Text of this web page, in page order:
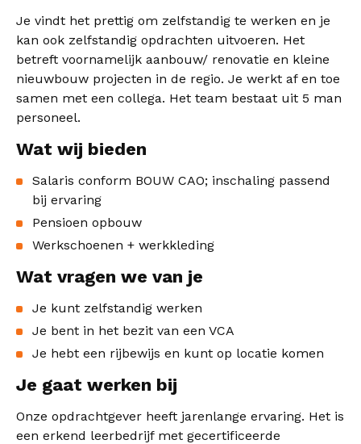
Je vindt het prettig om zelfstandig te werken en je
kan ook zelfstandig opdrachten uitvoeren. Het
betreft voornamelijk aanbouw/ renovatie en kleine
nieuwbouw projecten in de regio. Je werkt af en toe
samen met een collega. Het team bestaat uit 5 man
personeel.
Wat wij bieden
Salaris conform BOUW CAO; inschaling passend
bij ervaring
Pensioen opbouw
Werkschoenen + werkkleding
Wat vragen we van je
Je kunt zelfstandig werken
Je bent in het bezit van een VCA
Je hebt een rijbewijs en kunt op locatie komen
Je gaat werken bij
Onze opdrachtgever heeft jarenlange ervaring. Het is
een erkend leerbedrijf met gecertificeerde